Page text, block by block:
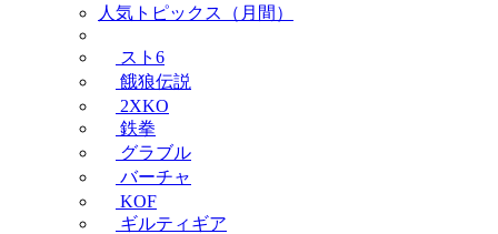
人気トピックス（月間）
スト6
餓狼伝説
2XKO
鉄拳
グラブル
バーチャ
KOF
ギルティギア